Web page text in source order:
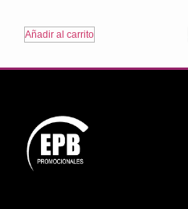
Añadir al carrito